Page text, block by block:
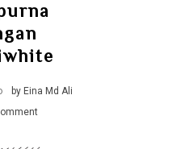
by Eina Md Ali